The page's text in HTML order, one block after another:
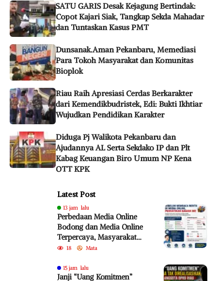
SATU GARIS Desak Kejagung Bertindak:
Copot Kajari Siak, Tangkap Sekda Mahadar
dan Tuntaskan Kasus PMT
Dunsanak.Aman Pekanbaru, Memediasi
Para Tokoh Masyarakat dan Komunitas
Bioplok
Riau Raih Apresiasi Cerdas Berkarakter
dari Kemendikbudristek, Edi: Bukti Ikhtiar
Wujudkan Pendidikan Karakter
Diduga Pj Walikota Pekanbaru dan
Ajudannya AL Serta Sekdako IP dan Plt
Kabag Keuangan Biro Umum NP Kena
OTT KPK
Latest Post
13 jam lalu
Perbedaan Media Online
Bodong dan Media Online
Terpercaya, Masyarakat
Diminta Lebih Cermat
18 Mata
15 jam lalu
Janji “Uang Komitmen”